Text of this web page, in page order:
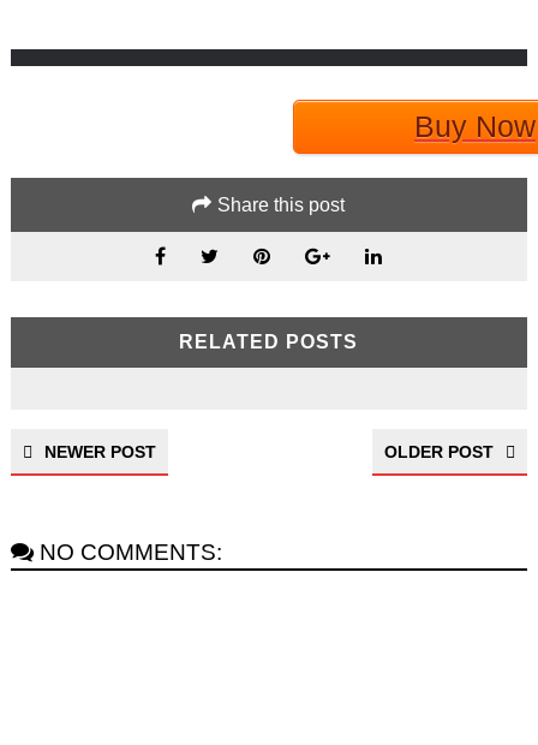
Buy Now
Share this post
RELATED POSTS
NEWER POST OLDER POST
NO COMMENTS: